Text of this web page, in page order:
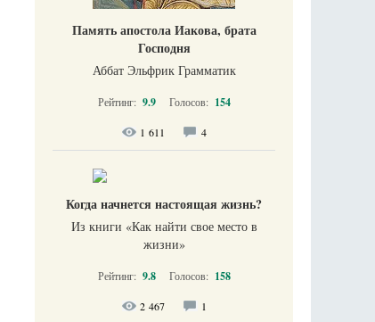
Память апостола Иакова, брата
Господня
Аббат Эльфрик Грамматик
Рейтинг: 9.9 Голосов: 154
1 611 4
Когда начнется настоящая жизнь?
Из книги «Как найти свое место в
жизни​»
Рейтинг: 9.8 Голосов: 158
2 467 1